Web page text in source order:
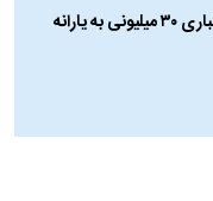
جزئیات پرداخت وام اعتباری ۳۰ میلیونی به یارانه